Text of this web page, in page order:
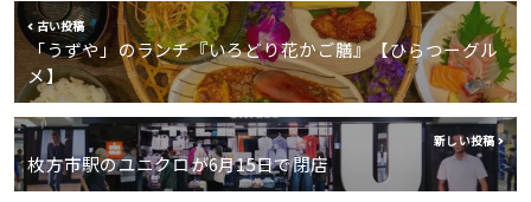
古い投稿
「うずや」のランチ『いろどり花かご膳』【ひらつーグル
メ】
新しい投稿
枚方市駅のユニクロが6月15日で閉店